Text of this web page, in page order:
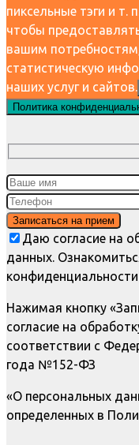
пиксельные тэги и т.
чтобы
вашим
статистическую
наших услуг и сайтов.
Политика
Даю согласие на
данных.
Нажимая кнопку
согласие на
соответствии с
года №152-ФЗ
«О персональных
определенных в